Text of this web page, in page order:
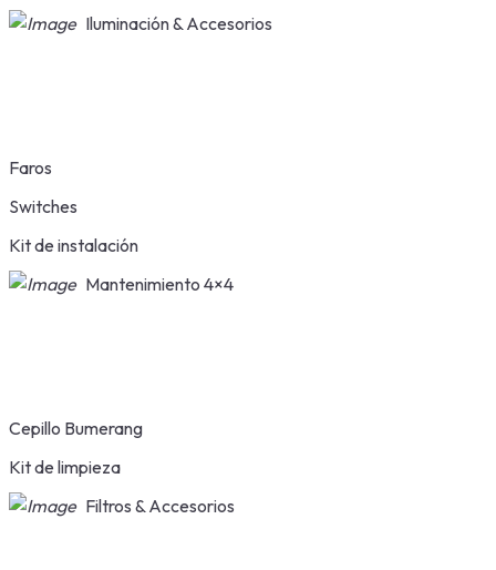
Iluminación & Accesorios
Faros
Switches
Kit de instalación
Mantenimiento 4×4
Cepillo Bumerang
Kit de limpieza
Filtros & Accesorios